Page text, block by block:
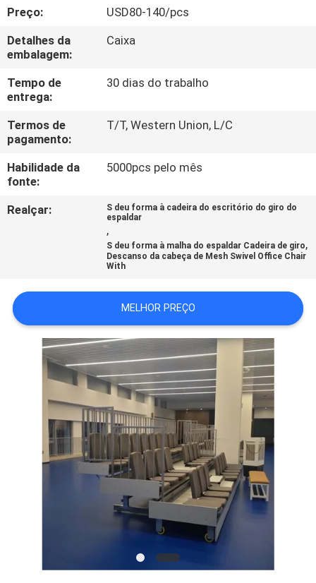
DA
QUALIDADE
CONTACTE-
NOS
BLOG
PEÇA
MAPA
DO
PRIVACY
POLICY
Preço:
USD80-140/pcs
Detalhes da
embalagem:
Caixa
Tempo de
entrega:
30 dias do trabalho
Termos de
pagamento:
T/T, Western Union, L/C
Habilidade da
fonte:
5000pcs pelo mês
Realçar:
S deu forma à cadeira do escritório do giro do
espaldar
,
S deu forma à malha do espaldar Cadeira de giro,
Descanso da cabeça de Mesh Swivel Office Chair
With
MELHOR PREÇO